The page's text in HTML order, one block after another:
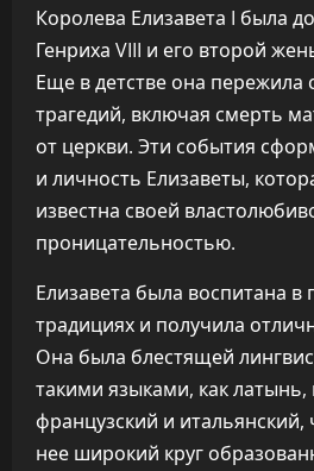
Королева Елизавета I была
Генриха VIII и его второй
Еще в детстве она
трагедий, включая смерть
от церкви. Эти события
и личность Елизаветы,
известна своей
проницательностью.
Елизавета была воспитана в
традициях и получила
Она была блестящей
такими языками, как латынь,
французский и итальянский,
нее широкий круг